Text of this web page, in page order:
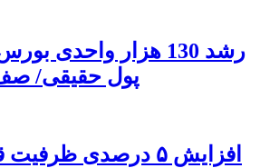
پول حقیقی/ صف خرید
افزایش ۵ درصدی ظرفیت قطارهای اربعین